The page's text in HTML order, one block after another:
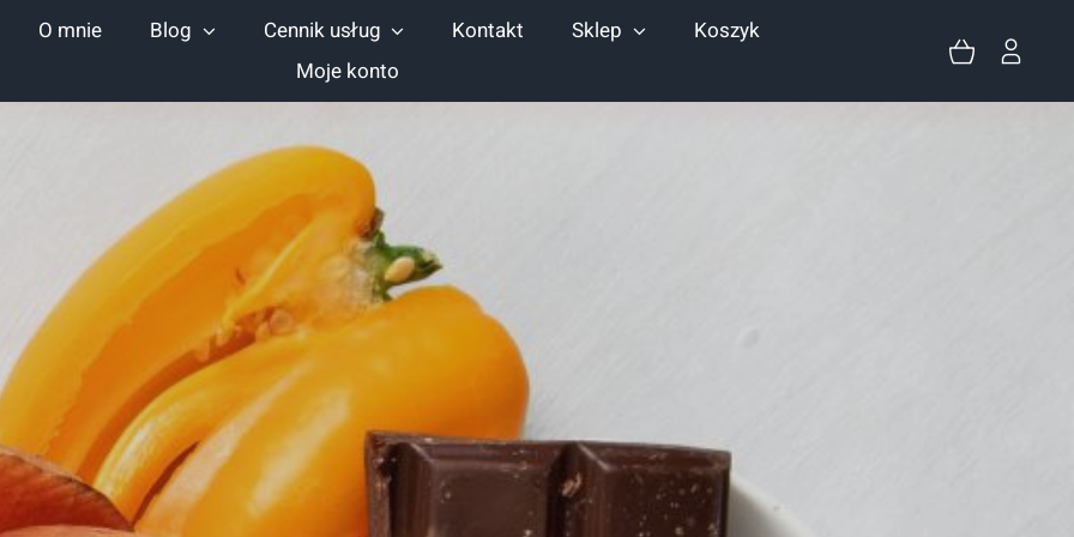
O mnie Blog Cennik usług Kontakt Sklep
Koszyk
Moje konto